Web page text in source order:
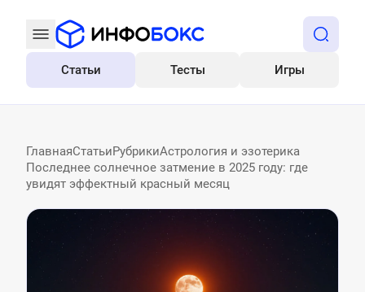
Все
Статьи Тесты Игры
ГлавнаяСтатьиРубрикиАстрология и эзотерика
Последнее солнечное затмение в 2025 году: где
увидят эффектный красный месяц